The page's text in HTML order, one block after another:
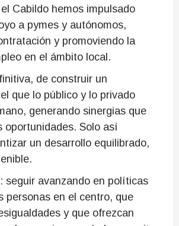
Cabildo hemos impulsado
a pymes y autónomos,
y promoviendo la
en el ámbito local.
de construir un
que lo público y lo privado
generando sinergias que
oportunidades. Solo así
un desarrollo equilibrado,
seguir avanzando en políticas
personas en el centro, que
y que ofrezcan